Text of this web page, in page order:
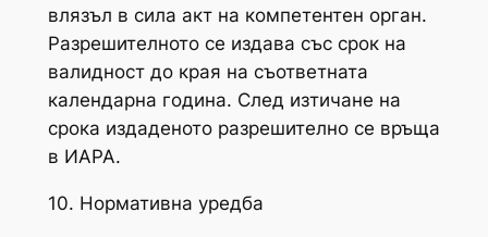
влязъл в сила акт на компетентен орган.
Разрешителното се издава със срок на
валидност до края на съответната
календарна година. След изтичане на
срока издаденото разрешително се връща
в ИАРА.
10. Нормативна уредба